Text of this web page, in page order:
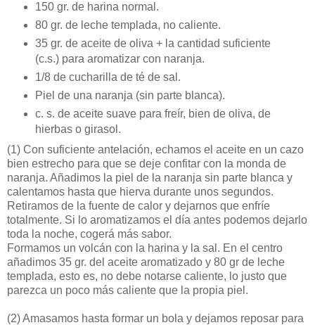
150 gr. de harina normal.
80 gr. de leche templada, no caliente.
35 gr. de aceite de oliva + la cantidad suficiente
(c.s.) para aromatizar con naranja.
1/8 de cucharilla de té de sal.
Piel de una naranja (sin parte blanca).
c. s. de aceite suave para freír, bien de oliva, de
hierbas o girasol.
(1) Con suficiente antelación, echamos el aceite en un cazo
bien estrecho para que se deje confitar con la monda de
naranja. Añadimos la piel de la naranja sin parte blanca y
calentamos hasta que hierva durante unos segundos.
Retiramos de la fuente de calor y dejarnos que enfríe
totalmente. Si lo aromatizamos el día antes podemos dejarlo
toda la noche, cogerá más sabor.
Formamos un volcán con la harina y la sal. En el centro
añadimos 35 gr. del aceite aromatizado y 80 gr de leche
templada, esto es, no debe notarse caliente, lo justo que
parezca un poco más caliente que la propia piel.
(2)Amasamos hasta formar un bola y dejamos reposar para